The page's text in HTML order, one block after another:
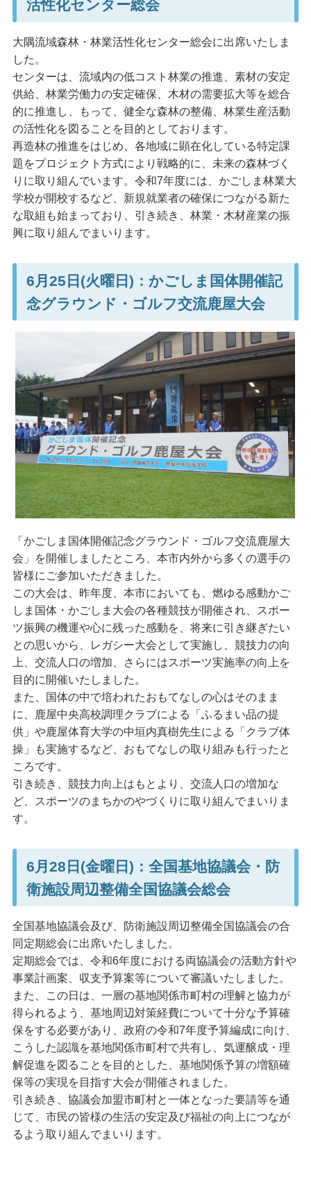
活性化センター総会
大隅流域森林・林業活性化センター総会に出席いたしま
した。
センターは、流域内の低コスト林業の推進、素材の安定
供給、林業労働力の安定確保、木材の需要拡大等を総合
的に推進し、もって、健全な森林の整備、林業生産活動
の活性化を図ることを目的としております。
再造林の推進をはじめ、各地域に顕在化している特定課
題をプロジェクト方式により戦略的に、未来の森林づく
りに取り組んでいます。令和7年度には、かごしま林業大
学校が開校するなど、新規就業者の確保につながる新た
な取組も始まっており、引き続き、林業・木材産業の振
興に取り組んでまいります。
6月25日(火曜日)：かごしま国体開催記
念グラウンド・ゴルフ交流鹿屋大会
「かごしま国体開催記念グラウンド・ゴルフ交流鹿屋大
会」を開催しましたところ、本市内外から多くの選手の
皆様にご参加いただきました。
この大会は、昨年度、本市においても、燃ゆる感動かご
しま国体・かごしま大会の各種競技が開催され、スポー
ツ振興の機運や心に残った感動を、将来に引き継ぎたい
との思いから、レガシー大会として実施し、競技力の向
上、交流人口の増加、さらにはスポーツ実施率の向上を
目的に開催いたしました。
また、国体の中で培われたおもてなしの心はそのまま
に、鹿屋中央高校調理クラブによる「ふるまい品の提
供」や鹿屋体育大学の中垣内真樹先生による「クラブ体
操」も実施するなど、おもてなしの取り組みも行ったと
ころです。
引き続き、競技力向上はもとより、交流人口の増加な
ど、スポーツのまちかのやづくりに取り組んでまいりま
す。
6月28日(金曜日)：全国基地協議会・防
衛施設周辺整備全国協議会総会
全国基地協議会及び、防衛施設周辺整備全国協議会の合
同定期総会に出席いたしました。
定期総会では、令和6年度における両協議会の活動方針や
事業計画案、収支予算案等について審議いたしました。
また、この日は、一層の基地関係市町村の理解と協力が
得られるよう、基地周辺対策経費について十分な予算確
保をする必要があり、政府の令和7年度予算編成に向け、
こうした認識を基地関係市町村で共有し、気運醸成・理
解促進を図ることを目的とした、基地関係予算の増額確
保等の実現を目指す大会が開催されました。
引き続き、協議会加盟市町村と一体となった要請等を通
じて、市民の皆様の生活の安定及び福祉の向上につなが
るよう取り組んでまいります。